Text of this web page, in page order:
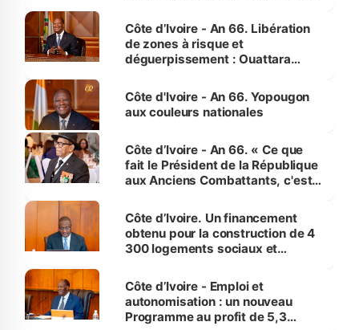
milieu des sinistrés
Côte d’Ivoire - An 66. Libération
de zones à risque et
déguerpissement : Ouattara
l'Etat de droit pour préserver les
vies humaines »
Côte d'Ivoire - An 66. Yopougon
aux couleurs nationales
Côte d’Ivoire - An 66. « Ce que
fait le Président de la République
aux Anciens Combattants, c'est
Côte d’Ivoire. Un financement
obtenu pour la construction de 4
300 logements sociaux et
et Yamoussoukro
Côte d’Ivoire - Emploi et
autonomisation : un nouveau
Programme au profit de 5,3